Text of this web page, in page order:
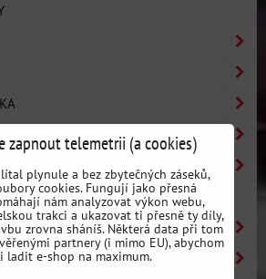
- OSTATNÍ
zapnout telemetrii (a cookies)
plynule a bez zbytečných záseků,
cookies. Fungují jako přesná
nám analyzovat výkon webu,
trakci a ukazovat ti přesně ty díly,
zrovna sháníš. Některá data při tom
partnery (i mimo EU), abychom
ladit e-shop na maximum.